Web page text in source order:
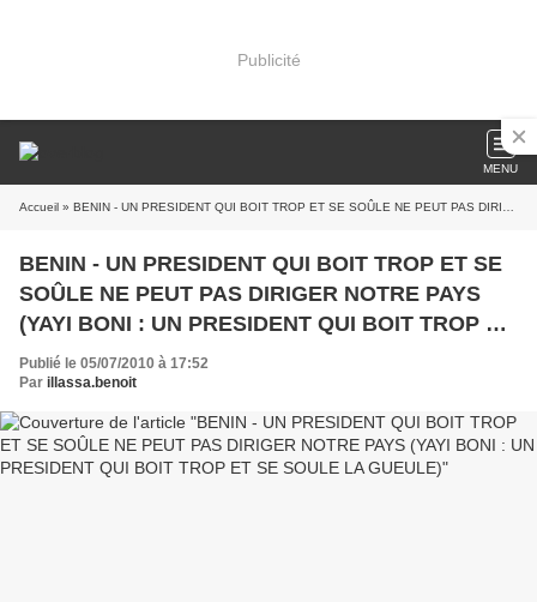
Publicité
MENU
Accueil » BENIN - UN PRESIDENT QUI BOIT TROP ET SE SOÛLE NE PEUT PAS DIRIGER NOTRE PAYS (YAYI BONI : UN PRESIDENT QUI BOIT TROP ET SE SOULE LA GUEULE)
BENIN - UN PRESIDENT QUI BOIT TROP ET SE
SOÛLE NE PEUT PAS DIRIGER NOTRE PAYS
(YAYI BONI : UN PRESIDENT QUI BOIT TROP ET
SE SOULE LA GUEULE)
Publié le 05/07/2010 à 17:52
Par illassa.benoit